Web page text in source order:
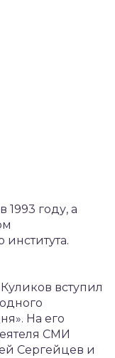
году, а
вступил
На его
СМИ
Сергейцев и